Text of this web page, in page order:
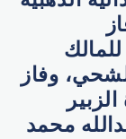
وفاز
محمد